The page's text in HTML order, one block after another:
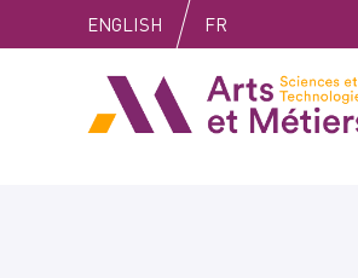
to
to
to
ENGLISH FR
Arts et métiers